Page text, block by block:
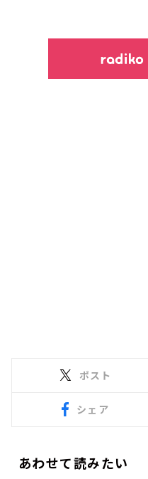
ポスト
シェア
あわせて読みたい